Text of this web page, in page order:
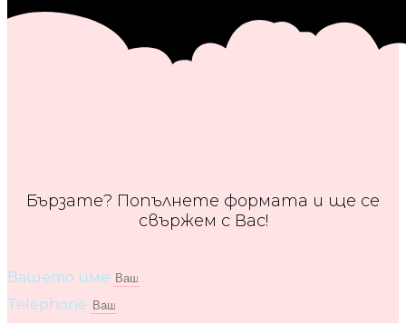
Бързате? Попълнете формата и ще се
свържем с Вас!
Вашето име
Telephone